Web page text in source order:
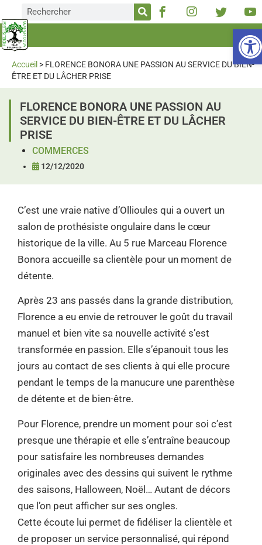
Accueil > FLORENCE BONORA UNE PASSION AU SERVICE DU BIEN-
ÊTRE ET DU LÂCHER PRISE
FLORENCE BONORA UNE PASSION AU
SERVICE DU BIEN-ÊTRE ET DU LÂCHER
PRISE
COMMERCES
12/12/2020
C’est une vraie native d’Ollioules qui a ouvert un
salon de prothésiste ongulaire dans le cœur
historique de la ville. Au 5 rue Marceau Florence
Bonora accueille sa clientèle pour un moment de
détente.
Après 23 ans passés dans la grande distribution,
Florence a eu envie de retrouver le goût du travail
manuel et bien vite sa nouvelle activité s’est
transformée en passion. Elle s’épanouit tous les
jours au contact de ses clients à qui elle procure
pendant le temps de la manucure une parenthèse
de détente et de bien-être.
Pour Florence, prendre un moment pour soi c’est
presque une thérapie et elle s’entraîne beaucoup
pour satisfaire les nombreuses demandes
originales avec des dessins qui suivent le rythme
des saisons, Halloween, Noël… Autant de décors
que l’on peut afficher sur ses ongles.
Cette écoute lui permet de fidéliser la clientèle et
de proposer un service personnalisé, qui répond